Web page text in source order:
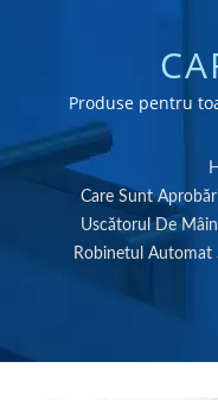
DE
Produse pentru
Producător de
săpun
Care Sunt
Uscătorul De
Robinetul Automat